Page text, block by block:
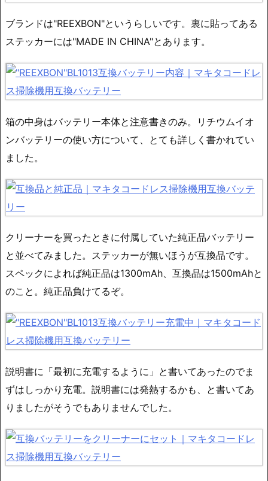
ブランドは"REEXBON"というらしいです。裏に貼ってある
ステッカーには"MADE IN CHINA"とあります。
箱の中身はバッテリー本体と注意書きのみ。リチウムイオ
ンバッテリーの使い方について、とても詳しく書かれてい
ました。
クリーナーを買ったときに付属していた純正品バッテリー
と並べてみました。ステッカーが無いほうが互換品です。
スペックによれば純正品は1300mAh、互換品は1500mAhと
のこと。純正品負けてるぞ。
説明書に「最初に充電するように」と書いてあったのでま
ずはしっかり充電。説明書には発熱するかも、と書いてあ
りましたがそうでもありませんでした。